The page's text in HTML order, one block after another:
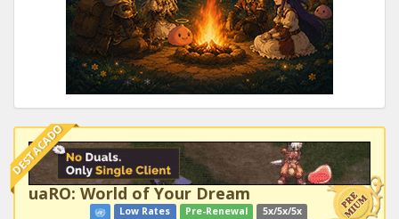
DESTACADO
uaRO: World of Your Dream
Low Rates Pre-Renewal 5x/5x/5x